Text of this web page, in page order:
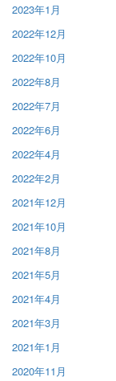
2023年1月
2022年12月
2022年10月
2022年8月
2022年7月
2022年6月
2022年4月
2022年2月
2021年12月
2021年10月
2021年8月
2021年5月
2021年4月
2021年3月
2021年1月
2020年11月